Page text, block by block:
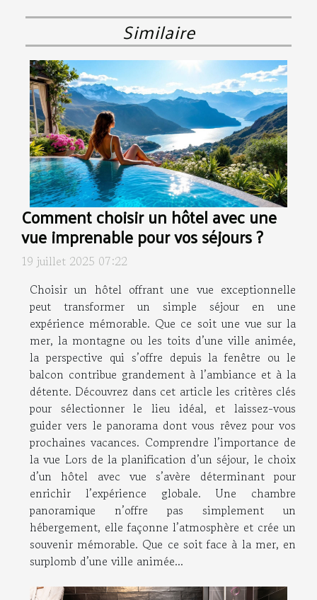
Similaire
Comment choisir un hôtel avec une
vue imprenable pour vos séjours ?
19 juillet 2025 07:22
Choisir un hôtel offrant une vue exceptionnelle
peut transformer un simple séjour en une
expérience mémorable. Que ce soit une vue sur la
mer, la montagne ou les toits d’une ville animée,
la perspective qui s’offre depuis la fenêtre ou le
balcon contribue grandement à l’ambiance et à la
détente. Découvrez dans cet article les critères clés
pour sélectionner le lieu idéal, et laissez-vous
guider vers le panorama dont vous rêvez pour vos
prochaines vacances. Comprendre l’importance de
la vue Lors de la planification d’un séjour, le choix
d’un hôtel avec vue s’avère déterminant pour
enrichir l’expérience globale. Une chambre
panoramique n’offre pas simplement un
hébergement, elle façonne l’atmosphère et crée un
souvenir mémorable. Que ce soit face à la mer, en
surplomb d’une ville animée...